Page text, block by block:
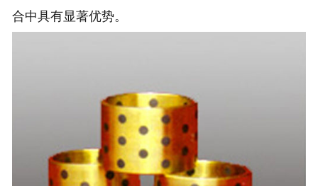
合中具有显著优势。